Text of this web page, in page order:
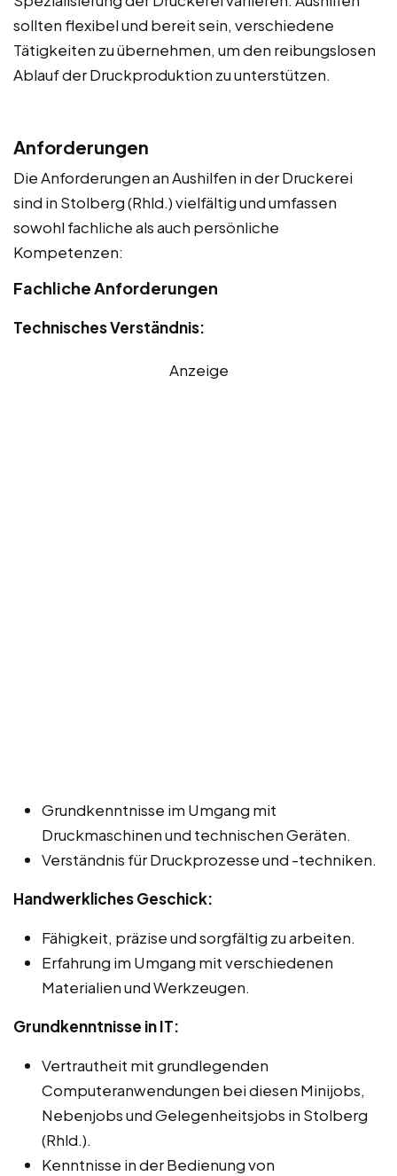
sollten flexibel und bereit sein, verschiedene
Tätigkeiten zu übernehmen, um den reibungslosen
Ablauf der Druckproduktion zu unterstützen.
Anforderungen
Die Anforderungen an Aushilfen in der Druckerei
sind in Stolberg (Rhld.) vielfältig und umfassen
sowohl fachliche als auch persönliche
Kompetenzen:
Fachliche Anforderungen
Technisches Verständnis:
Anzeige
Grundkenntnisse im Umgang mit
Druckmaschinen und technischen Geräten.
Verständnis für Druckprozesse und -techniken.
Handwerkliches Geschick:
Fähigkeit, präzise und sorgfältig zu arbeiten.
Erfahrung im Umgang mit verschiedenen
Materialien und Werkzeugen.
Grundkenntnisse in IT:
Vertrautheit mit grundlegenden
Computeranwendungen bei diesen Minijobs,
Nebenjobs und Gelegenheitsjobs in Stolberg
(Rhld.).
Kenntnisse in der Bedienung von